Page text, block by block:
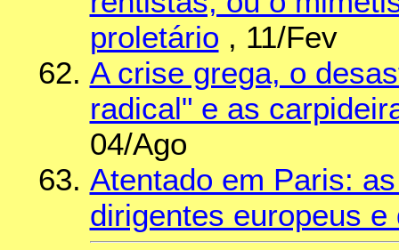
proletário , 11/Fev
A crise grega, o
radical" e as
04/Ago
Atentado em Paris:
dirigentes europeus e